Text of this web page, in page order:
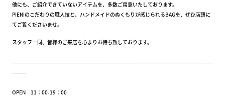
他にも、ご紹介できていないアイテムを、多数ご用意いたしております。
PIENIのこだわりの職人技と、ハンドメイドのぬくもりが感じられるBAGを、ぜひ店頭に
てご覧くださいませ。
スタッフ一同、皆様のご来店を心よりお待ち致しております。
----------------------------------------------------------------------------------------------------
-------
OPEN 11：00-19：00